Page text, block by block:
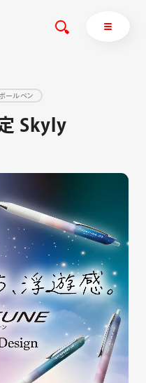
オレンズ
て
てトップ
ボールペン
Skyly